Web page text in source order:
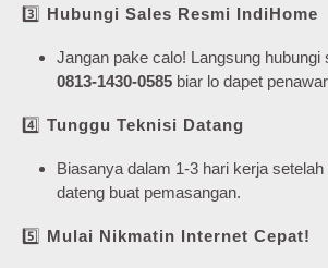
3️⃣ Hubungi Sales Resmi IndiHome
Jangan pake calo! Langsung hubungi
0813-1430-0585 biar lo dapet
4️⃣ Tunggu Teknisi Datang
Biasanya dalam 1-3 hari kerja
dateng buat pemasangan.
5️⃣ Mulai Nikmatin Internet Cepat!